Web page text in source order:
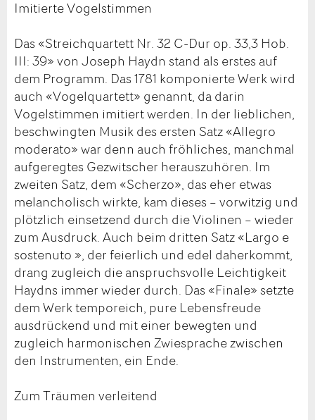
Imitierte Vogelstimmen
Das «Streichquartett Nr. 32 C-Dur op. 33,3 Hob.
III: 39» von Joseph Haydn stand als erstes auf
dem Programm. Das 1781 komponierte Werk wird
auch «Vogelquartett» genannt, da darin
Vogelstimmen imitiert werden. In der lieblichen,
beschwingten Musik des ersten Satz «Allegro
moderato» war denn auch fröhliches, manchmal
aufgeregtes Gezwitscher herauszuhören. Im
zweiten Satz, dem «Scherzo», das eher etwas
melancholisch wirkte, kam dieses – vorwitzig und
plötzlich einsetzend durch die Violinen – wieder
zum Ausdruck. Auch beim dritten Satz «Largo e
sostenuto », der feierlich und edel daherkommt,
drang zugleich die anspruchsvolle Leichtigkeit
Haydns immer wieder durch. Das «Finale» setzte
dem Werk temporeich, pure Lebensfreude
ausdrückend und mit einer bewegten und
zugleich harmonischen Zwiesprache zwischen
den Instrumenten, ein Ende.
Zum Träumen verleitend